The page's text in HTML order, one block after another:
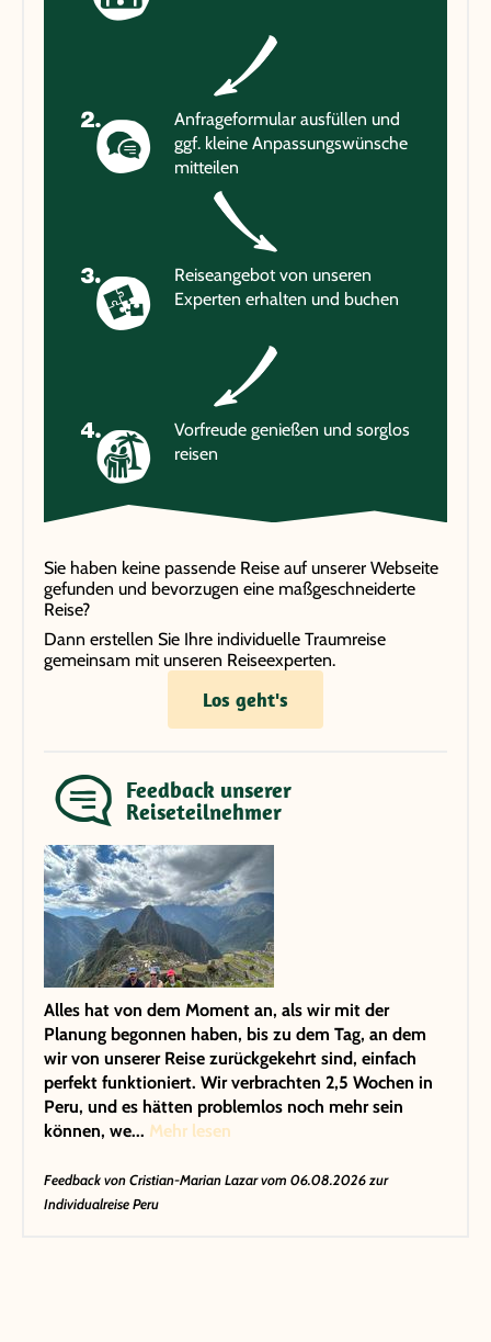
Anfrageformular ausfüllen und
ggf. kleine Anpassungswünsche
mitteilen
Reiseangebot von unseren
Experten erhalten und buchen
Vorfreude genießen und sorglos
reisen
Sie haben keine passende Reise auf unserer Webseite
gefunden und bevorzugen eine maßgeschneiderte
Reise?
Dann erstellen Sie Ihre individuelle Traumreise
gemeinsam mit unseren Reiseexperten.
Los geht's
Feedback unserer
Reiseteilnehmer
Alles hat von dem Moment an, als wir mit der
Planung begonnen haben, bis zu dem Tag, an dem
wir von unserer Reise zurückgekehrt sind, einfach
perfekt funktioniert. Wir verbrachten 2,5 Wochen in
Peru, und es hätten problemlos noch mehr sein
können, we... Mehr lesen
Feedback vonCristian-Marian Lazarvom 06.08.2026 zur
Individualreise Peru